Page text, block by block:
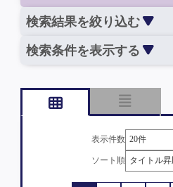
検索結果を絞り込む
検索条件を表示する
表示件数
ソート順